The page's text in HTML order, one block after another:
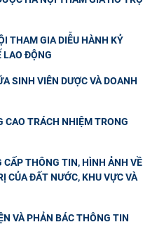
THAM GIA DIỄU HÀNH KỶ
LAO ĐỘNG
SINH VIÊN DƯỢC VÀ DOANH
CAO TRÁCH NHIỆM TRONG
THÔNG TIN, HÌNH ẢNH VỀ
CỦA ĐẤT NƯỚC, KHU VỰC VÀ
VÀ PHẢN BÁC THÔNG TIN